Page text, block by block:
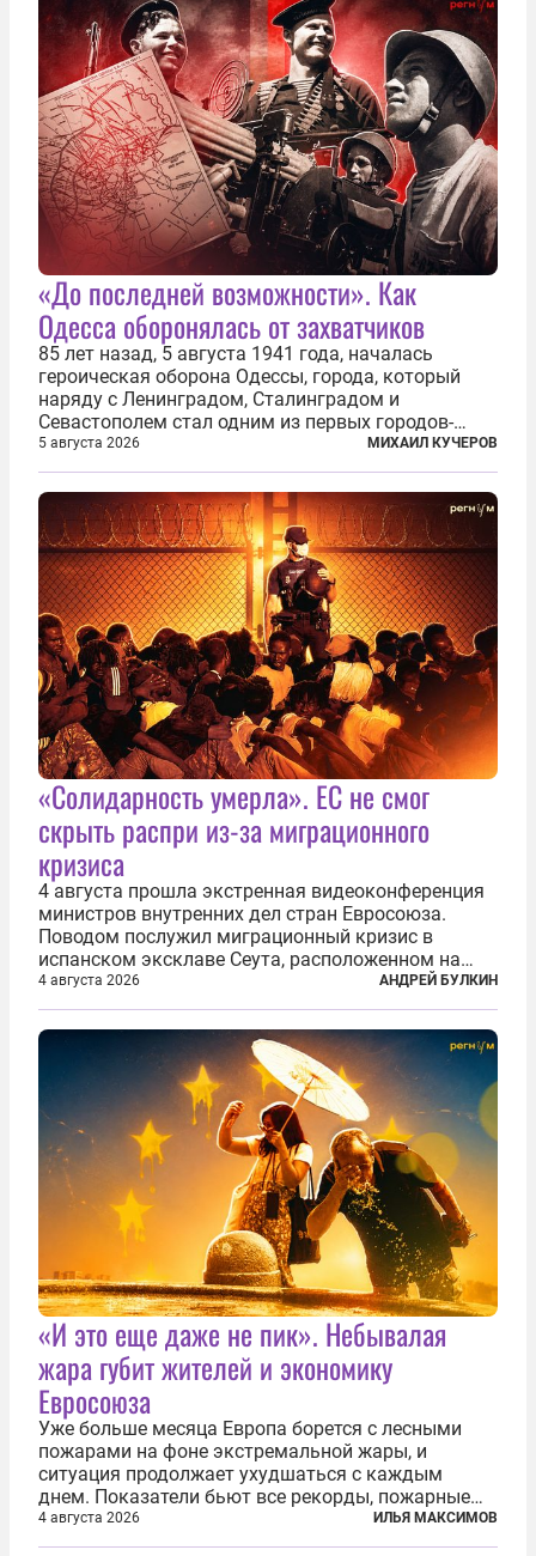
«До последней возможности». Как
Одесса оборонялась от захватчиков
85 лет назад, 5 августа 1941 года, началась
героическая оборона Одессы, города, который
наряду с Ленинградом, Сталинградом и
Севастополем стал одним из первых городов-
героев. Историки приводят фразу из телеграммы
Иосифа Сталина, датированной сентябрем 1941-
го: «Прошу героических участников обороны...
5 августа 2026 МИХАИЛ КУЧЕРОВ
«Солидарность умерла». ЕС не смог
скрыть распри из-за миграционного
кризиса
4 августа прошла экстренная видеоконференция
министров внутренних дел стран Евросоюза.
Поводом послужил миграционный кризис в
испанском эксклаве Сеута, расположенном на
северном побережье Африки. В конце июля
границу между Марокко и испанской территорией
прорвали до 72 тысяч мигрантов. Подавляющее...
4 августа 2026 АНДРЕЙ БУЛКИН
«И это еще даже не пик». Небывалая
жара губит жителей и экономику
Евросоюза
Уже больше месяца Европа борется с лесными
пожарами на фоне экстремальной жары, и
ситуация продолжает ухудшаться с каждым
днем. Показатели бьют все рекорды, пожарные
гибнут, масштабы эвакуации растут, а засуха тем
временем добивает реки, энергетику и сельское
4 августа 2026 ИЛЬЯ МАКСИМОВ